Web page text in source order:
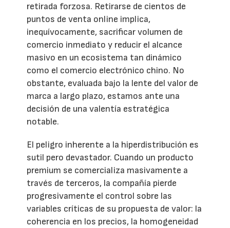
retirada forzosa. Retirarse de cientos de
puntos de venta online implica,
inequívocamente, sacrificar volumen de
comercio inmediato y reducir el alcance
masivo en un ecosistema tan dinámico
como el comercio electrónico chino. No
obstante, evaluada bajo la lente del valor de
marca a largo plazo, estamos ante una
decisión de una valentía estratégica
notable.
El peligro inherente a la hiperdistribución es
sutil pero devastador. Cuando un producto
premium se comercializa masivamente a
través de terceros, la compañía pierde
progresivamente el control sobre las
variables críticas de su propuesta de valor: la
coherencia en los precios, la homogeneidad